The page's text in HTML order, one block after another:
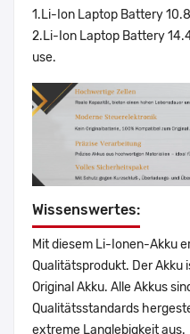
1.Li-Ion Laptop Battery
2.Li-Ion Laptop Battery
use.
Wissenswertes:
Mit diesem Li-Ionen-Akku
Qualitätsprodukt. Der Akku
Original Akku. Alle Akkus
Qualitätsstandards
extreme Langlebigkeit aus.